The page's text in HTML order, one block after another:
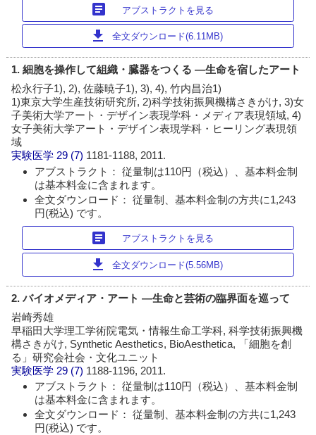
article アブストラクトを見る
download 全文ダウンロード(6.11MB)
1. 細胞を操作して組織・臓器をつくる ―生命を宿したアート
松永行子1), 2), 佐藤暁子1), 3), 4), 竹内昌治1)
1)東京大学生産技術研究所, 2)科学技術振興機構さきがけ, 3)女
子美術大学アート・デザイン表現学科・メディア表現領域, 4)
女子美術大学アート・デザイン表現学科・ヒーリング表現領
域
実験医学 29 (7) 1181-1188, 2011.
アブストラクト： 従量制は110円（税込）、基本料金制
は基本料金に含まれます。
全文ダウンロード： 従量制、基本料金制の方共に1,243
円(税込) です。
article アブストラクトを見る
download 全文ダウンロード(5.56MB)
2. バイオメディア・アート ―生命と芸術の臨界面を巡って
岩崎秀雄
早稲田大学理工学術院電気・情報生命工学科, 科学技術振興機
構さきがけ, Synthetic Aesthetics, BioAesthetica, 「細胞を創
る」研究会社会・文化ユニット
実験医学 29 (7) 1188-1196, 2011.
アブストラクト： 従量制は110円（税込）、基本料金制
は基本料金に含まれます。
全文ダウンロード： 従量制、基本料金制の方共に1,243
円(税込) です。